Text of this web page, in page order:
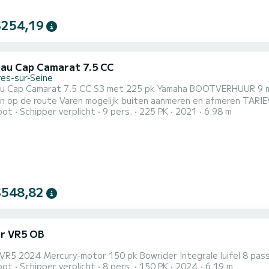
Cap Camarat 7.5 CC
sur-Seine
7.5 CC S3 met 225 pk Yamaha BOOTVERHUUR 9 max passagiers + 1 Schipper Vaarvergunning vereist als u
Varen mogelijk buiten aanmeren en afmeren TARIEVEN 475 € voor 3 tot 3u30 - schipper inbegrepen VAART
Langs de Waterkant Inscheping, vertrek vanuit de haven
Schipper verplicht 9 pers. 225 PK 2021 6.98 m
VR5 OB
2024 Mercury-motor 150 pk Bowrider Integrale luifel 8
Schipper verplicht 8 pers. 150 PK 2024 6.19 m